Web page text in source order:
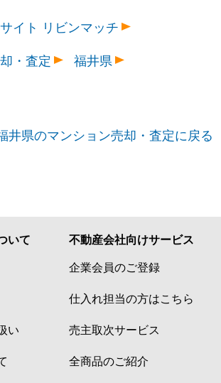
イト リビンマッチ
・査定
福井県
井県のマンション売却・査定に戻る
いて
い
不動産会社向けサービス
企業会員のご登録
仕入れ担当の方はこちら
売主取次サービス
全商品のご紹介